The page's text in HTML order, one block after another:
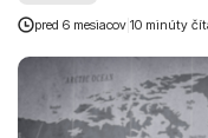
pred 6 mesiacov 10 minúty